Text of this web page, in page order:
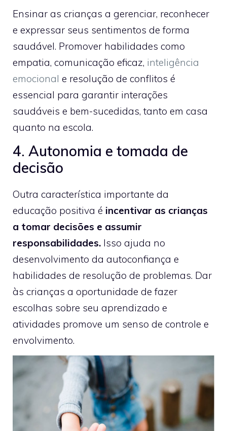
Ensinar as crianças a gerenciar, reconhecer
e expressar seus sentimentos de forma
saudável. Promover habilidades como
empatia, comunicação eficaz, inteligência
emocional e resolução de conflitos é
essencial para garantir interações
saudáveis e bem-sucedidas, tanto em casa
quanto na escola.
4. Autonomia e tomada de
decisão
Outra característica importante da
educação positiva é incentivar as crianças
a tomar decisões e assumir
responsabilidades. Isso ajuda no
desenvolvimento da autoconfiança e
habilidades de resolução de problemas. Dar
às crianças a oportunidade de fazer
escolhas sobre seu aprendizado e
atividades promove um senso de controle e
envolvimento.